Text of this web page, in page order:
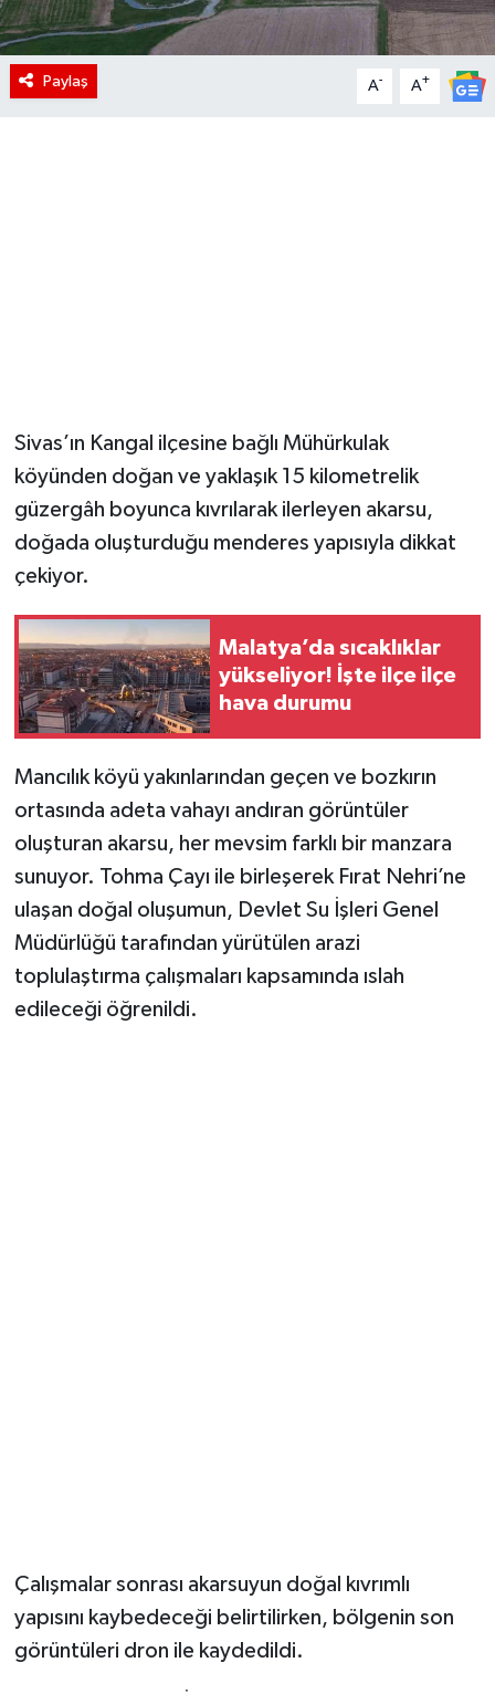
Paylaş A- A+
Sivas’ın Kangal ilçesine bağlı Mühürkulak
köyünden doğan ve yaklaşık 15 kilometrelik
güzergâh boyunca kıvrılarak ilerleyen akarsu,
doğada oluşturduğu menderes yapısıyla dikkat
çekiyor.
Malatya’da sıcaklıklar
yükseliyor! İşte ilçe ilçe
hava durumu
Mancılık köyü yakınlarından geçen ve bozkırın
ortasında adeta vahayı andıran görüntüler
oluşturan akarsu, her mevsim farklı bir manzara
sunuyor. Tohma Çayı ile birleşerek Fırat Nehri’ne
ulaşan doğal oluşumun, Devlet Su İşleri Genel
Müdürlüğü tarafından yürütülen arazi
toplulaştırma çalışmaları kapsamında ıslah
edileceği öğrenildi.
Çalışmalar sonrası akarsuyun doğal kıvrımlı
yapısını kaybedeceği belirtilirken, bölgenin son
görüntüleri dron ile kaydedildi.